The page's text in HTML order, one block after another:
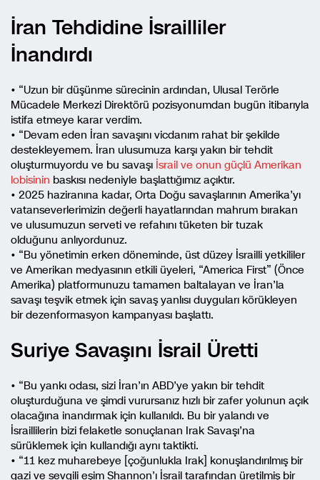
İran Tehdidine İsrailliler
İnandırdı
• “Uzun bir düşünme sürecinin ardından, Ulusal Terörle
Mücadele Merkezi Direktörü pozisyonumdan bugün itibarıyla
istifa etmeye karar verdim.
• “Devam eden İran savaşını vicdanım rahat bir şekilde
destekleyemem. İran ulusumuza karşı yakın bir tehdit
oluşturmuyordu ve bu savaşı İsrail ve onun güçlü Amerikan
lobisinin baskısı nedeniyle başlattığımız açıktır.
• 2025 haziranına kadar, Orta Doğu savaşlarının Amerika’yı
vatanseverlerimizin değerli hayatlarından mahrum bırakan
ve ulusumuzun serveti ve refahını tüketen bir tuzak
olduğunu anlıyordunuz.
• “Bu yönetimin erken döneminde, üst düzey İsrailli yetkililer
ve Amerikan medyasının etkili üyeleri, “America First” (Önce
Amerika) platformunuzu tamamen baltalayan ve İran’la
savaşı teşvik etmek için savaş yanlısı duyguları körükleyen
bir dezenformasyon kampanyası başlattı.
Suriye Savaşını İsrail Üretti
• “Bu yankı odası, sizi İran’ın ABD’ye yakın bir tehdit
oluşturduğuna ve şimdi vurursanız hızlı bir zafer yolunun açık
olacağına inandırmak için kullanıldı. Bu bir yalandı ve
İsraillilerin bizi felaketle sonuçlanan Irak Savaşı’na
sürüklemek için kullandığı aynı taktikti.
• “11 kez muharebeye [çoğunlukla Irak] konuşlandırılmış bir
gazi ve sevgili eşim Shannon’ı İsrail tarafından üretilmiş bir